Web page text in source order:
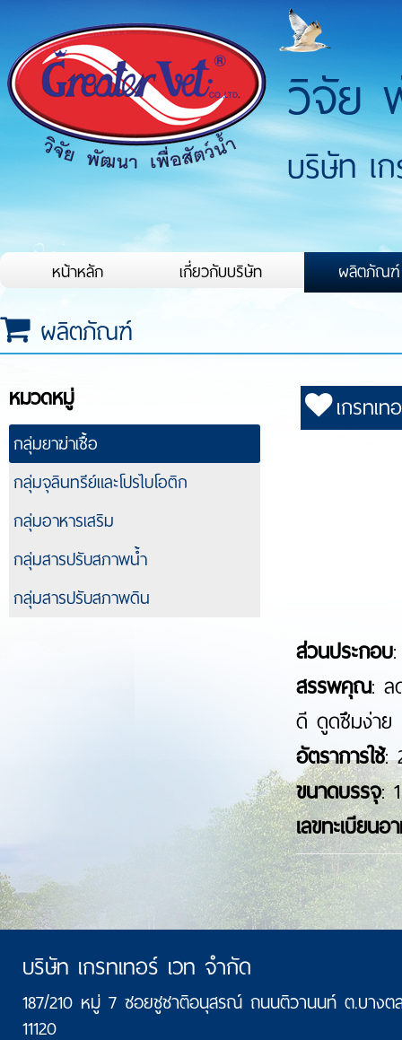
วิจัย
บริษัท เ
หน้าหลัก เกี่ยวกับบริษัท ผลิตภัณฑ์
ผลิตภัณฑ์
หมวดหมู่
กลุ่มยาฆ่าเชื้อ
กลุ่มจุลินทรีย์และโปรไบโอติก
กลุ่มอาหารเสริม
กลุ่มสารปรับสภาพน้ำ
กลุ่มสารปรับสภาพดิน
เกรทเท
ส่วนประกอบ
สรรพคุณ: ล
ดี ดูดซึมง่าย
อัตราการใช้:
ขนาดบรรจุ:
เลขทะเบียน
บริษัท เกรทเทอร์ เวท จำกัด
187/210 หมู่ 7 ซอยชูชาติอนุสรณ์ ถนนติวานนท์ ต.บางต
11120